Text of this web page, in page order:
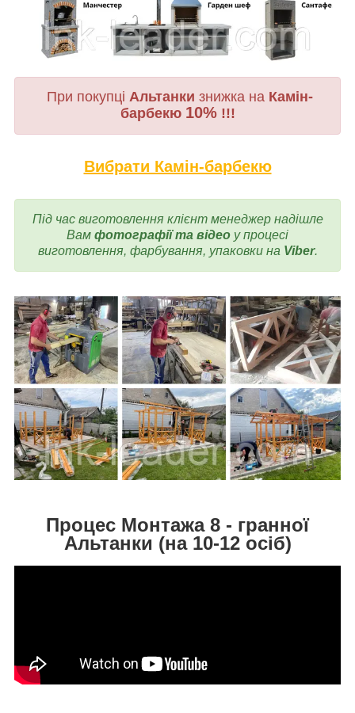
При покупці Альтанки знижка на Камін-
барбекю 10%!!!
Вибрати Камін-барбекю
Під час виготовлення клієнт менеджер надішле
Вам фотографії та відео у процесі
виготовлення, фарбування, упаковки на Viber.
Процес Монтажа 8 - гранної
Альтанки (на 10-12 осіб)